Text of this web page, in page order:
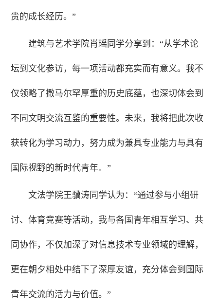
贵的成长经历。”
建筑与艺术学院肖瑶同学分享到：“从学术论
坛到文化参访，每一项活动都充实而有意义。我不
仅领略了撒马尔罕厚重的历史底蕴，也深切体会到
不同文明交流互鉴的重要性。未来，我将把此次收
获转化为学习动力，努力成为兼具专业能力与具有
国际视野的新时代青年。”
文法学院王骥涛同学认为：“通过参与小组研
讨、体育竞赛等活动，我与各国青年相互学习、共
同协作，不仅加深了对信息技术专业领域的理解，
更在朝夕相处中结下了深厚友谊，充分体会到国际
青年交流的活力与价值。”